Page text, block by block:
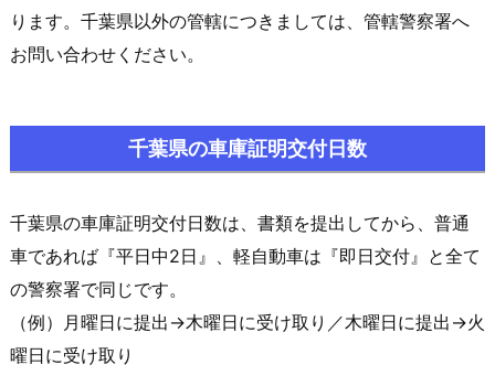
ります。千葉県以外の管轄につきましては、管轄警察署へ
お問い合わせください。
千葉県の車庫証明交付日数
千葉県の車庫証明交付日数は、書類を提出してから、普通
車であれば『平日中2日』、軽自動車は『即日交付』と全て
の警察署で同じです。
（例）月曜日に提出→木曜日に受け取り／木曜日に提出→火
曜日に受け取り